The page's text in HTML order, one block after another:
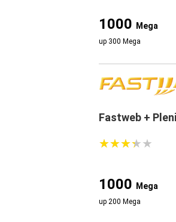
1000 Mega
up 300 Mega
Fastweb +
★★★★★
★★★★★
1000 Mega
up 200 Mega